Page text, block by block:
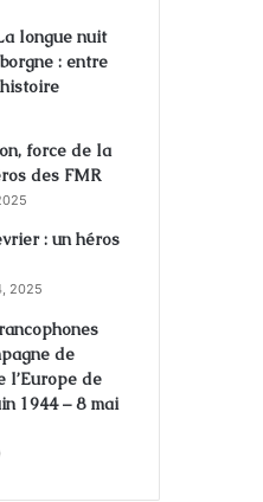
longue nuit
: entre
force de la
des FMR
: un héros
2025
de
l’Europe de
1944 – 8 mai